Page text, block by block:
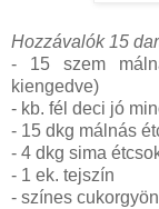
Hozzávalók 15
- 15 szem
kiengedve)
- kb. fél deci jó
- 15 dkg málnás
- 4 dkg sima
- 1 ek. tejszín
- színes